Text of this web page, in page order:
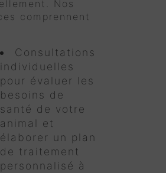
Nos
comprennent
Consultations
individuelles
pour évaluer les
besoins de
santé de votre
animal et
élaborer un plan
de traitement
personnalisé à